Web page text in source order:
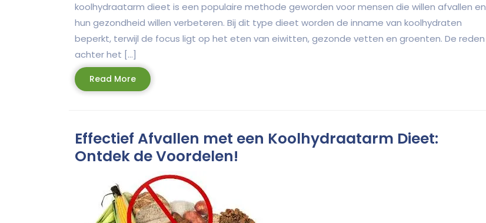
koolhydraatarm dieet is een populaire methode geworden voor mensen die willen afvallen en
hun gezondheid willen verbeteren. Bij dit type dieet worden de inname van koolhydraten
beperkt, terwijl de focus ligt op het eten van eiwitten, gezonde vetten en groenten. De reden
achter het […]
Read MoreRead
More
Effectief Afvallen met een Koolhydraatarm Dieet:
Ontdek de Voordelen!